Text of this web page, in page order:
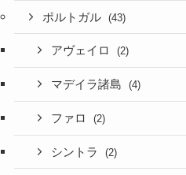
ポルトガル (43)
アヴェイロ (2)
マデイラ諸島 (4)
ファロ (2)
シントラ (2)